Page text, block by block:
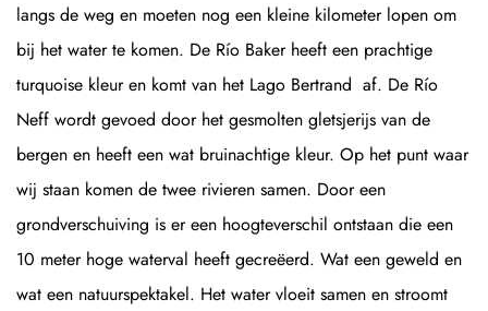
langs de weg en moeten nog een kleine kilometer lopen om
bij het water te komen. De Río Baker heeft een prachtige
turquoise kleur en komt van het Lago Bertrand af. De Río
Neff wordt gevoed door het gesmolten gletsjerijs van de
bergen en heeft een wat bruinachtige kleur. Op het punt waar
wij staan komen de twee rivieren samen. Door een
grondverschuiving is er een hoogteverschil ontstaan die een
10 meter hoge waterval heeft gecreëerd. Wat een geweld en
wat een natuurspektakel. Het water vloeit samen en stroomt